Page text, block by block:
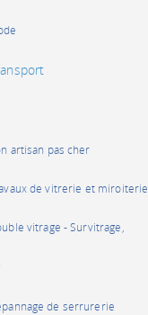
artisan pas cher
de vitrerie et miroiterie
vitrage - Survitrage,
de serrurerie